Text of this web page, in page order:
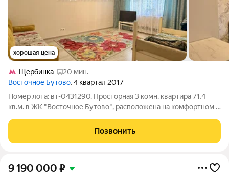
хорошая цена
Щербинка
20 мин.
Восточное Бутово, 4 квартал 2017
Номер лота: вт-0431290. Просторная 3 комн. квартира 71,4
кв.м. в ЖК "Восточное Бутово", расположена на комфортном 3
индивидуальному проекту. В квартире недавно закончен
ремонт, 2 санузла один из
Позвонить
9 190 000 ₽